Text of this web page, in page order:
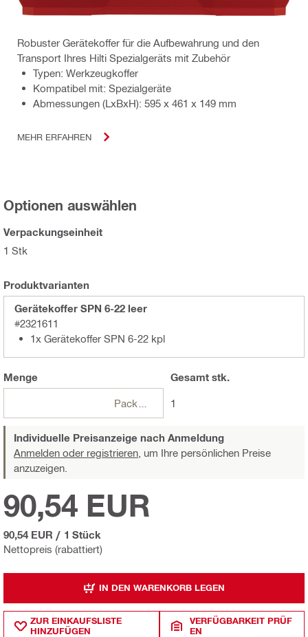
Robuster Gerätekoffer für die Aufbewahrung und den
Transport Ihres Hilti Spezialgeräts mit Zubehör
Typen: Werkzeugkoffer
Kompatibel mit: Spezialgeräte
Abmessungen (LxBxH): 595 x 461 x 149 mm
MEHR ERFAHREN
Optionen auswählen
Verpackungseinheit
1 Stk
Produktvarianten
Gerätekoffer SPN 6-22 leer
#2321611
1x Gerätekoffer SPN 6-22 kpl
Menge
Packungen
Gesamtstk.
1
Individuelle Preisanzeige nach Anmeldung
Anmelden oder registrieren, um Ihre persönlichen Preise
anzuzeigen.
Nettopreis (rabattiert)
90,54 EUR
90,54 EUR / 1 Stück
IN DEN WARENKORB LEGEN
ZUR EINKAUFSLISTE
HINZUFÜGEN
VERFÜGBARKEIT PRÜF
EN